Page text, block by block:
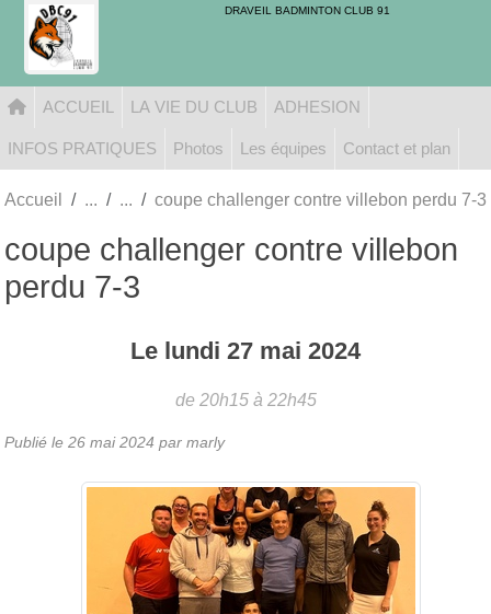
DRAVEIL BADMINTON CLUB 91
ACCUEIL LA VIE DU CLUB ADHESION
INFOS PRATIQUES Photos Les équipes Contact et plan
Accueil coupe challenger contre villebon perdu 7-3
coupe challenger contre villebon
perdu 7-3
Le lundi 27 mai 2024
de 20h15 à 22h45
Publié le 26 mai 2024 par marly
Panneau de gestion des cookies